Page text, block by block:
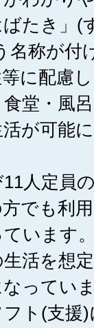
たき」(
名称が付
に配慮
食堂・風
活が可能
11人定員
でも利
います
活を想
なってい
ト(支援